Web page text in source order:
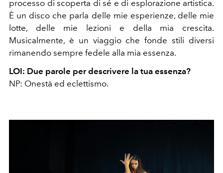
processo di scoperta di sé e di esplorazione artistica.
È un disco che parla delle mie esperienze, delle mie
lotte, delle mie lezioni e della mia crescita.
Musicalmente, è un viaggio che fonde stili diversi
rimanendo sempre fedele alla mia essenza.
LOI: Due parole per descrivere la tua essenza?
NP: Onestà ed eclettismo.